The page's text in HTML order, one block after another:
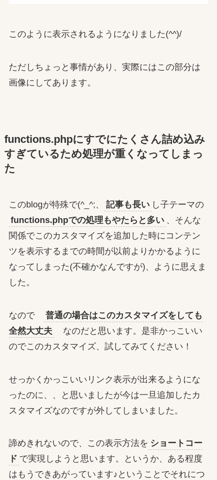
このように表示されるようになりました(^^)/
ただしちょっと事情があり、実際にはこの部分は
画像にしてあります。
functions.phpにすでにたくさん詰め込み
すぎているため処理が重くなってしまっ
た
このblogが特殊で(^_^;、 記事も長い し子テーマの
functions.phpでの処理もやたらと多い 、そんな
関係でこのカスタマイズを追加した時にコンテン
ツを表示するまでの時間が以前よりかかるように
なってしまった(不確かなんですが)、ように思えま
した。
なので
普通の場合はこのカスタマイズをしても
全然大丈夫
なのだと思います。是非かっこいい
のでこのカスタマイズ、試してみてください！
せっかくかっこいいリンク表示が出来るようにな
ったのに、、と思いましたが今は一旦追加したカ
スタマイズなのですが外してしまいました。
諦めきれないので、この表示方法を ショートコー
ド で実現しようと思います。というか、ある程度
はもうできあがっています♪ということでそれにつ